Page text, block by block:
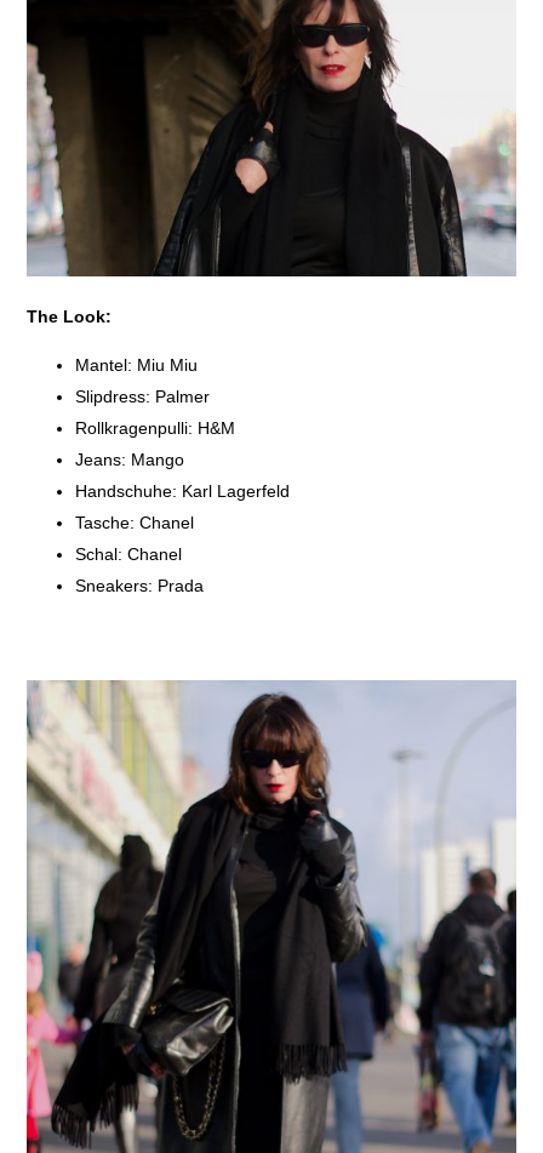
The Look:
Mantel: Miu Miu
Slipdress: Palmer
Rollkragenpulli: H&M
Jeans: Mango
Handschuhe: Karl Lagerfeld
Tasche: Chanel
Schal: Chanel
Sneakers: Prada